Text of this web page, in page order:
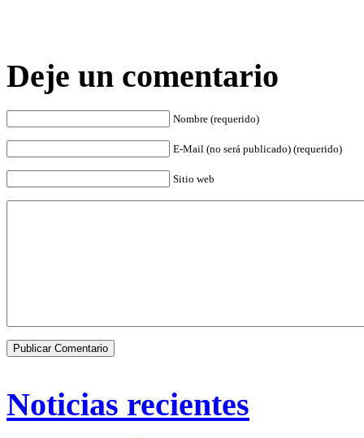
Deje un comentario
Nombre (requerido)
E-Mail (no será publicado) (requerido)
Sitio web
Noticias recientes